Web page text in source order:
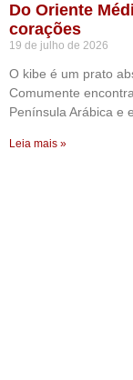
Do Oriente
corações
19 de julho de 2026
O kibe é um prato
Comumente
Península Arábica e
Leia mais »